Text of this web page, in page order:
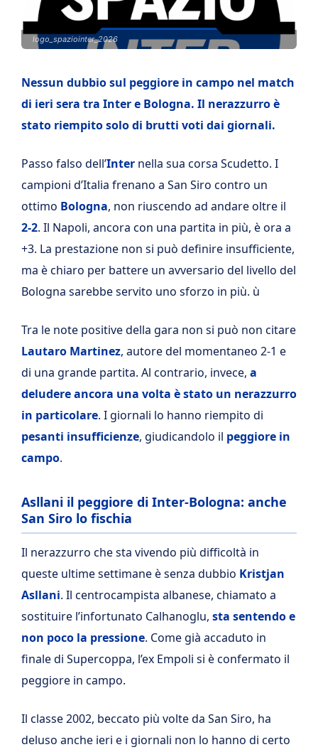
logo_spaziointer_2026
Nessun dubbio sul peggiore in campo nel match
di ieri sera tra Inter e Bologna. Il nerazzurro è
stato riempito solo di brutti voti dai giornali.
Passo falso dell’Inter nella sua corsa Scudetto. I
campioni d’Italia frenano a San Siro contro un
ottimo Bologna, non riuscendo ad andare oltre il
2-2. Il Napoli, ancora con una partita in più, è ora a
+3. La prestazione non si può definire insufficiente,
ma è chiaro per battere un avversario del livello del
Bologna sarebbe servito uno sforzo in più. ù
Tra le note positive della gara non si può non citare
Lautaro Martinez, autore del momentaneo 2-1 e
di una grande partita. Al contrario, invece, a
deludere ancora una volta è stato un nerazzurro
in particolare. I giornali lo hanno riempito di
pesanti insufficienze, giudicandolo il peggiore in
campo.
Asllani il peggiore di Inter-Bologna: anche
San Siro lo fischia
Il nerazzurro che sta vivendo più difficoltà in
queste ultime settimane è senza dubbio Kristjan
Asllani. Il centrocampista albanese, chiamato a
sostituire l’infortunato Calhanoglu, sta sentendo e
non poco la pressione. Come già accaduto in
finale di Supercoppa, l’ex Empoli si è confermato il
peggiore in campo.
Il classe 2002, beccato più volte da San Siro, ha
deluso anche ieri e i giornali non lo hanno di certo